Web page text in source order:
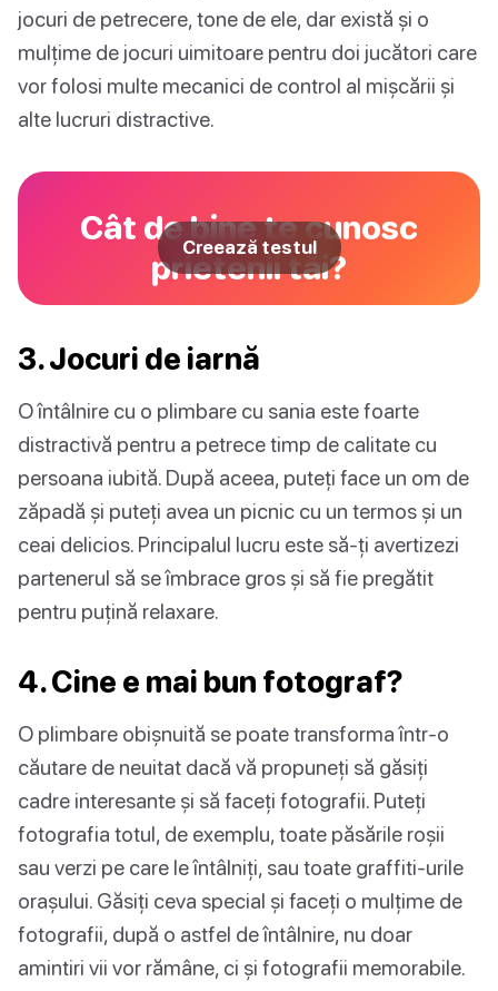
jocuri de petrecere, tone de ele, dar există și o
mulțime de jocuri uimitoare pentru doi jucători care
vor folosi multe mecanici de control al mișcării și
alte lucruri distractive.
Cât de bine te cunosc
prietenii tăi?
Creează testul
3. Jocuri de iarnă
O întâlnire cu o plimbare cu sania este foarte
distractivă pentru a petrece timp de calitate cu
persoana iubită. După aceea, puteți face un om de
zăpadă și puteți avea un picnic cu un termos și un
ceai delicios. Principalul lucru este să-ți avertizezi
partenerul să se îmbrace gros și să fie pregătit
pentru puțină relaxare.
4. Cine e mai bun fotograf?
O plimbare obișnuită se poate transforma într-o
căutare de neuitat dacă vă propuneți să găsiți
cadre interesante și să faceți fotografii. Puteți
fotografia totul, de exemplu, toate păsările roșii
sau verzi pe care le întâlniți, sau toate graffiti-urile
orașului. Găsiți ceva special și faceți o mulțime de
fotografii, după o astfel de întâlnire, nu doar
amintiri vii vor rămâne, ci și fotografii memorabile.